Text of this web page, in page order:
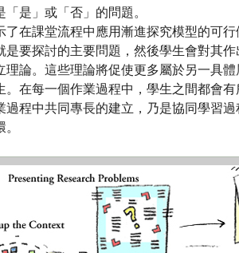
「是」或「否」的問題。
了在課堂流程中應用漸進探究模型的可
是要探討的主要問題，然後學生會對其作
理論。這些理論將促使更多屬於另一具
。在每一個作業過程中，學生之間都會有
過程中共同專長的建立，乃是協同學習